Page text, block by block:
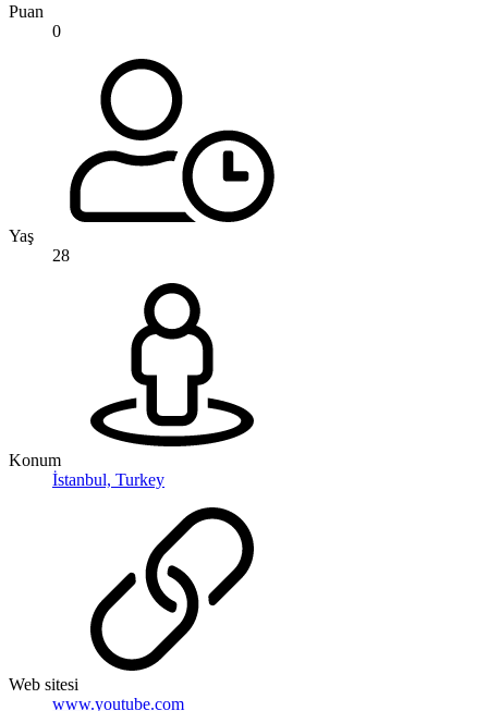
Puan
0
Yaş
28
Konum
İstanbul, Turkey
Web sitesi
www.youtube.com